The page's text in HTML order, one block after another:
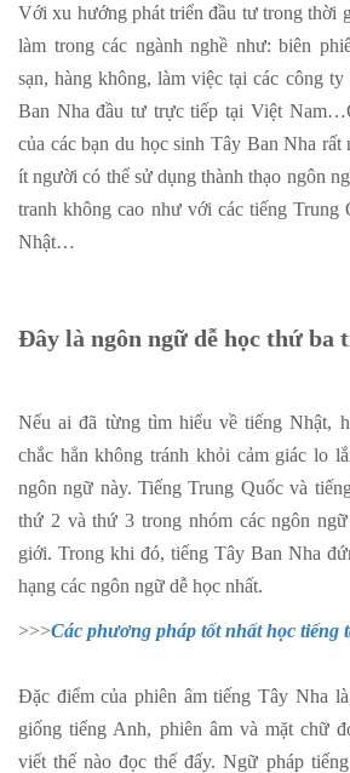
Với xu hướng phát triển đầu tư trong thời
làm trong các ngành nghề như: biên
sạn, hàng không, làm việc tại các công
Ban Nha đầu tư trực tiếp tại Việt
của các bạn du học sinh Tây Ban Nha
ít người có thể sử dụng thành thạo ngôn
tranh không cao như với các tiếng Trung
Nhật…
Đây là ngôn ngữ dễ học thứ ba
Nếu ai đã từng tìm hiểu về tiếng Nhật,
chắc hẳn không tránh khỏi cảm giác lo
ngôn ngữ này. Tiếng Trung Quốc và
thứ 2 và thứ 3 trong nhóm các ngôn
giới. Trong khi đó, tiếng Tây Ban Nha
hạng các ngôn ngữ dễ học nhất.
>>>Các phương pháp tốt nhất học tiếng
Đặc điểm của phiên âm tiếng Tây Nha
giống tiếng Anh, phiên âm và mặt chữ
viết thế nào đọc thế đấy. Ngữ pháp